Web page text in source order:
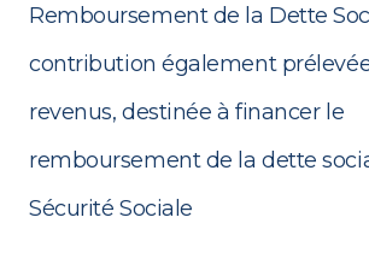
Remboursement de la Dette
contribution également
revenus, destinée à financer le
remboursement de la dette
Sécurité Sociale